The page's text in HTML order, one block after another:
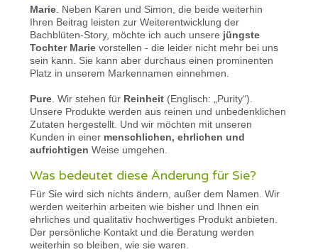
Marie . Neben Karen und Simon, die beide weiterhin
Ihren Beitrag leisten zur Weiterentwicklung der
Bachblüten-Story, möchte ich auch unsere jüngste
Tochter Marie vorstellen - die leider nicht mehr bei uns
sein kann. Sie kann aber durchaus einen prominenten
Platz in unserem Markennamen einnehmen.
Pure . Wir stehen für Reinheit (Englisch: „Purity“).
Unsere Produkte werden aus reinen und unbedenklichen
Zutaten hergestellt. Und wir möchten mit unseren
Kunden in einer menschlichen, ehrlichen und
aufrichtigen Weise umgehen.
Was bedeutet diese Änderung für Sie?
Für Sie wird sich nichts ändern, außer dem Namen. Wir
werden weiterhin arbeiten wie bisher und Ihnen ein
ehrliches und qualitativ hochwertiges Produkt anbieten.
Der persönliche Kontakt und die Beratung werden
weiterhin so bleiben, wie sie waren.